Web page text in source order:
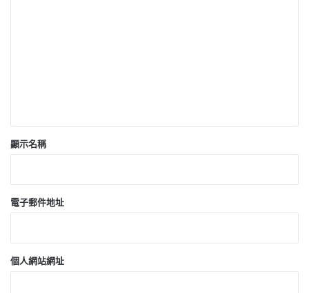
顯示名稱
電子郵件地址
個人網站網址